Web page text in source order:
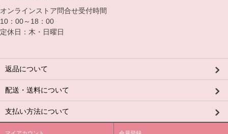
オンラインストア問合せ受付時間
10：00～18：00
定休日：木・日曜日
返品について
配送・送料について
支払い方法について